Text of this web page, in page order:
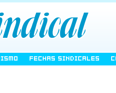
FECHAS SINDICALES